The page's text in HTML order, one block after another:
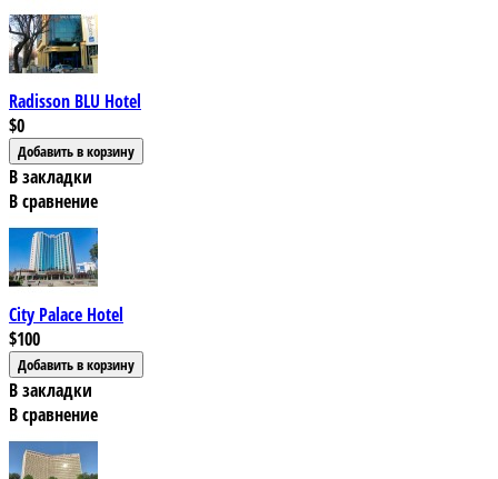
Radisson BLU Hotel
$0
В закладки
В сравнение
City Palace Hotel
$100
В закладки
В сравнение